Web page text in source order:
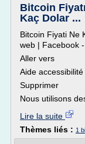
Bitcoin
Kaç Dolar ...
Bitcoin Fiyati Ne
web | Facebook
Aller vers
Aide accessibilité
Supprimer
Nous utilisons
Lire la suite
Thèmes liés : 1